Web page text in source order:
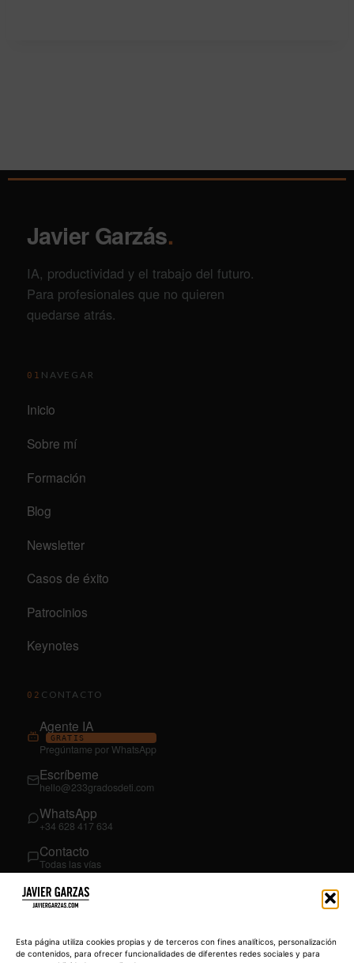
Esta página utiliza cookies propias y de terceros con fines analíticos, personalización
de contenidos, para ofrecer funcionalidades de diferentes redes sociales y para
Javier Garzás.
IA, productividad y el trabajo del futuro.
Para profesionales que no quieren
quedarse atrás.
01 NAVEGAR
Inicio
Sobre mí
Formación
Blog
Newsletter
Casos de éxito
Patrocinios
Keynotes
02 CONTACTO
Agente IA
GRATIS
Pregúntame por WhatsApp
Escríbeme
hello@233gradosdeti.com
WhatsApp
+34 628 417 634
Contacto
Todas las vías
03SÍGUEME
YouTube
@JavierGarzas